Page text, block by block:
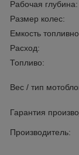
Рабочая глубина:
Размер колес:
Емкость
Расход:
Топливо:
Вес / тип
Гарантия
Производитель: